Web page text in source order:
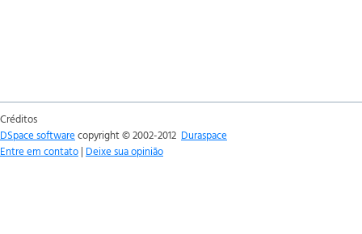
Créditos
DSpace softwarecopyright © 2002-2012 Duraspace
Entre em contato | Deixe sua opinião